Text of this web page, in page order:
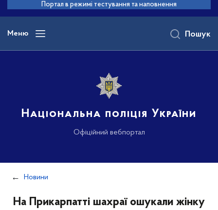
основного
вмісту
Портал в режимі тестування та наповнення
Меню
Національна поліція України
Офіційний вебпортал
Пошук
Новини
На Прикарпатті шахраї ошукали жінку